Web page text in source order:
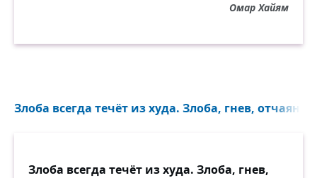
Омар Хайям
Злоба всегда течёт из худа. Злоба, гнев,
Злоба всегда течёт из худа. Злоба, гнев,